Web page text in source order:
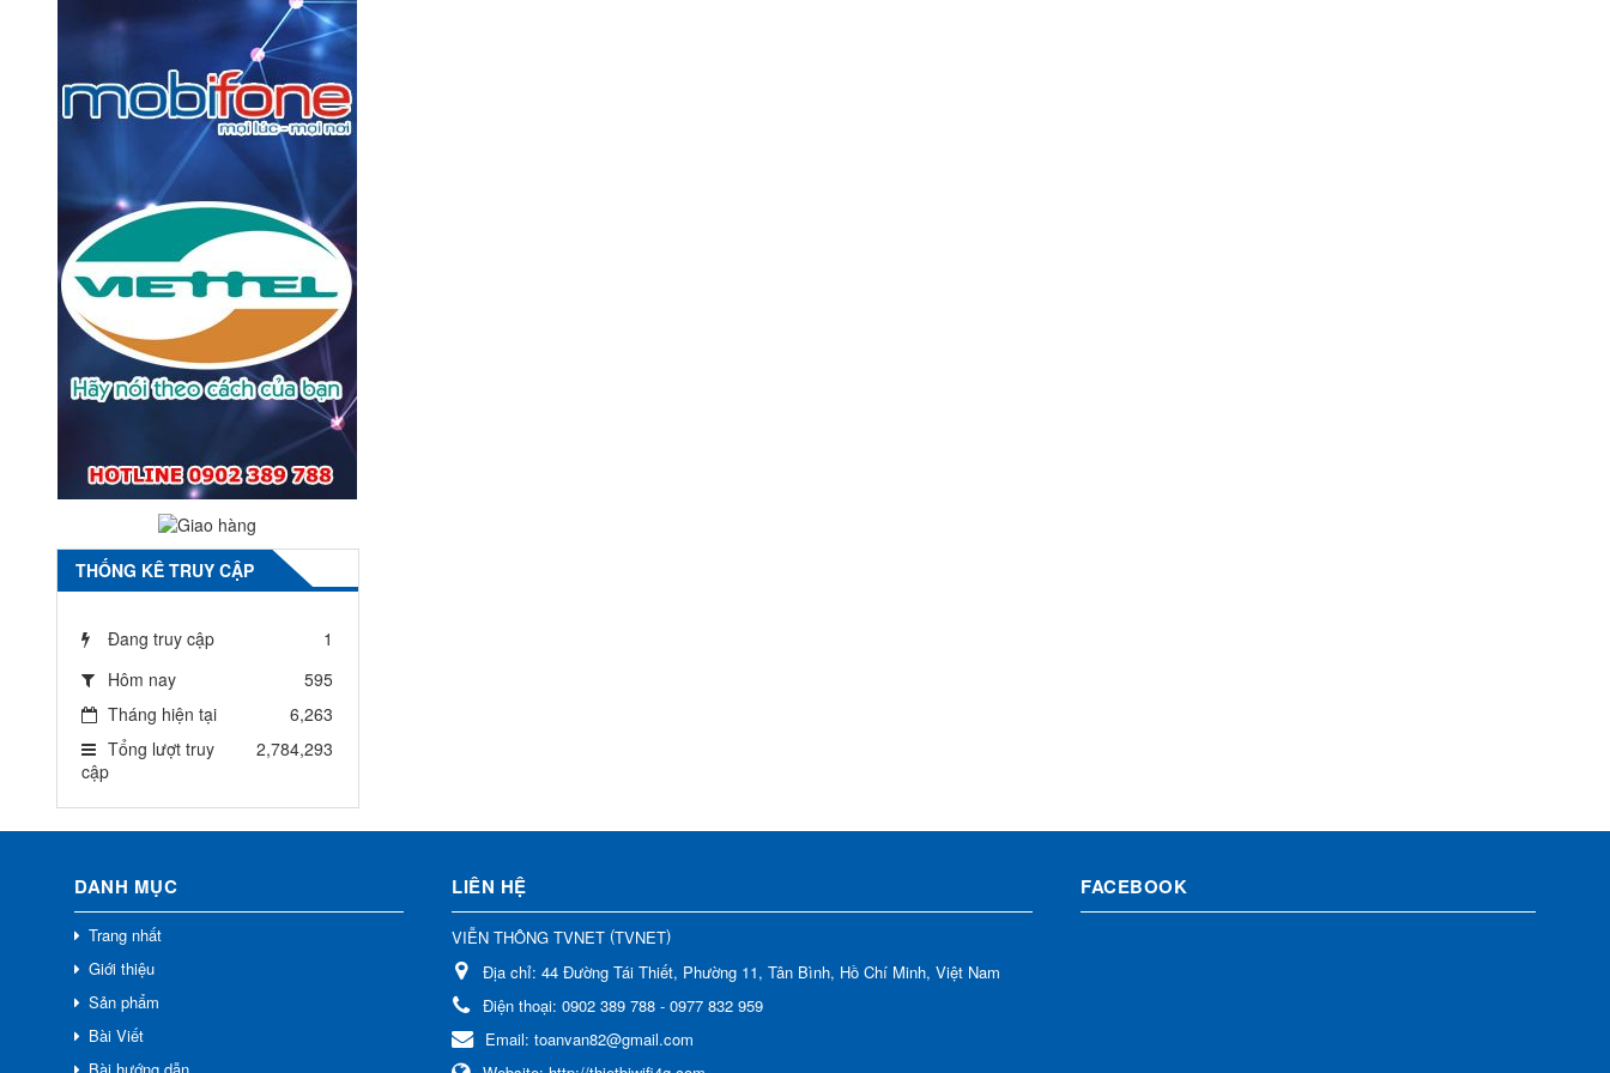
THỐNG KÊ TRUY CẬP
Đang truy cập
1
Hôm nay
595
Tháng hiện tại
6,263
Tổng lượt truy
cập
2,784,293
DANH MỤC
Trang nhất
Giới thiệu
Sản phẩm
Bài Viết
LIÊN HỆ
VIỄN THÔNG TVNET (TVNET)
Địa chỉ: 44 Đường Tái Thiết, Phường 11, Tân Bình, Hồ Chí Minh, Việt Nam
Điện thoại: 0902 389 788 - 0977 832 959
Email: toanvan82@gmail.com
FACEBOOK